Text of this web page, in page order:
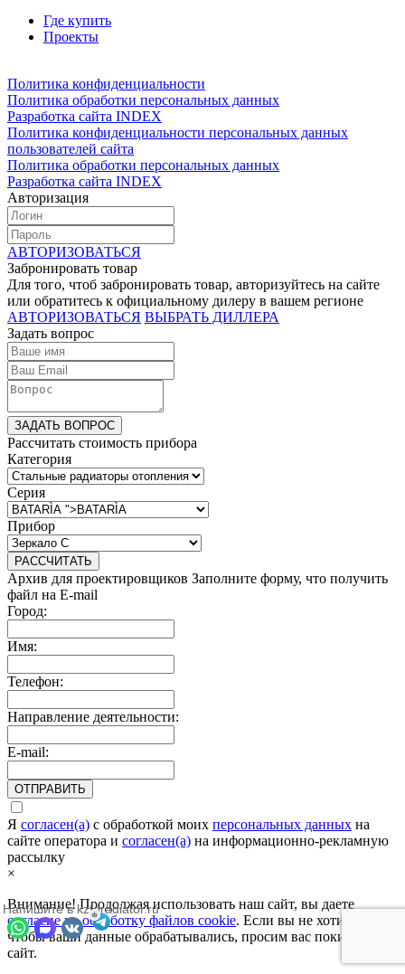
Напишите в kztoradiator.ru
Где купить
Проекты
Политика конфиденциальности
Политика обработки персональных данных
Разработка сайта INDEX
Политика конфиденциальности персональных данных
пользователей сайта
Политика обработки персональных данных
Разработка сайта INDEX
Авторизация
АВТОРИЗОВАТЬСЯ
Забронировать товар
Для того, чтоб забронировать товар, авторизуйтесь на сайте
или обратитесь к официальному дилеру в вашем регионе
АВТОРИЗОВАТЬСЯ ВЫБРАТЬ ДИЛЛЕРА
Задать вопрос
ЗАДАТЬ ВОПРОС
Рассчитать стоимость прибора
Категория
Серия
Прибор
РАССЧИТАТЬ
Архив для проектировщиков Заполните форму, что получить
файл на E-mail
Город:
Имя:
Телефон:
Направление деятельности:
E-mail:
ОТПРАВИТЬ
Я согласен(а) c обработкой моих персональных данных на
сайте оператора и согласен(а) на информационно-рекламную
рассылку
×
Внимание! Продолжая использовать наш сайт, вы даете
согласие на обработку файлов cookie. Если вы не хотите,
чтобы ваши данные обрабатывались, просим вас покинуть
сайт.